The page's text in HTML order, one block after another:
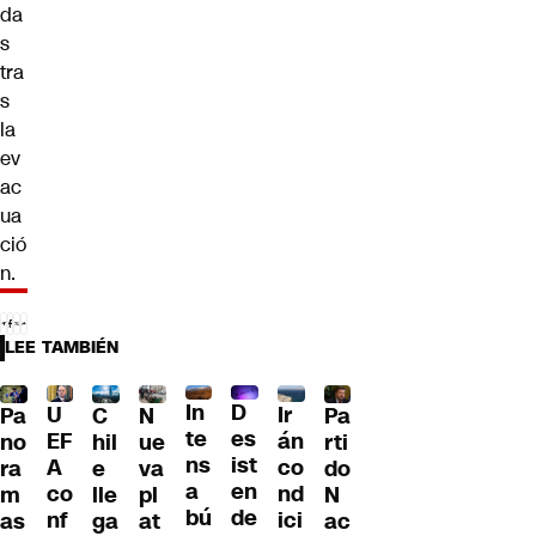
da
s
tra
s
la
ev
ac
ua
ció
n.
LEE TAMBIÉN
Pa
no
ra
m
as
U
EF
A
co
nf
C
hil
e
lle
ga
N
ue
va
pl
at
In
te
ns
a
bú
D
es
ist
en
de
Ir
án
co
nd
ici
Pa
rti
do
N
ac